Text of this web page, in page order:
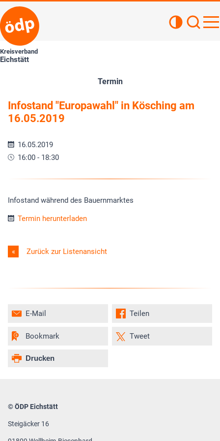
Kreisverband
Eichstätt
Termin
Infostand "Europawahl" in Kösching am
16.05.2019
16.05.2019
16:00 - 18:30
Infostand während des Bauernmarktes
Termin herunterladen
Zurück zur Listenansicht
Teilen
Tweet
E-Mail
Bookmark
Drucken
© ÖDP Eichstätt
Steigäcker 16